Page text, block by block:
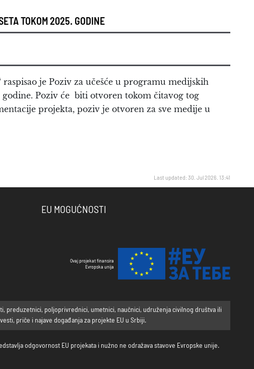
TOKOM 2025. GODINE
je Poziv za učešće u programu medijskih
Poziv će biti otvoren tokom čitavog tog
projekta, poziv je otvoren za sve medije u
Last updated: 30. Jul 2026. 13:41
EU MOGUĆNOSTI
Ovaj projekat finansira
Evropska unija
preduzetnici, poljoprivrednici, umetnici, naučnici, udruženja civilnog društva ili
priče i najave događanja za projekte EU u Srbiji.
odgovornost EU projekata i nužno ne odražava stavove Evropske unije.